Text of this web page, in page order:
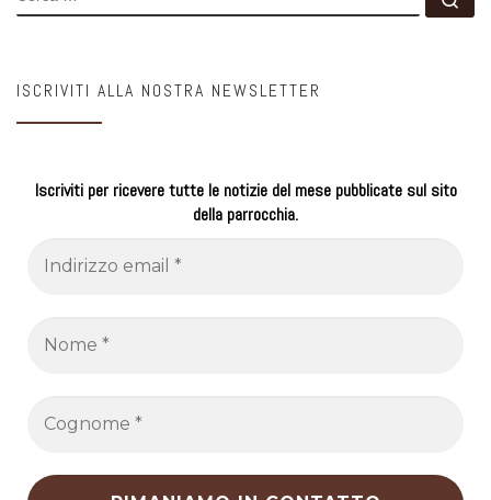
ISCRIVITI ALLA NOSTRA NEWSLETTER
Iscriviti per ricevere tutte le notizie del mese pubblicate sul sito
della parrocchia.